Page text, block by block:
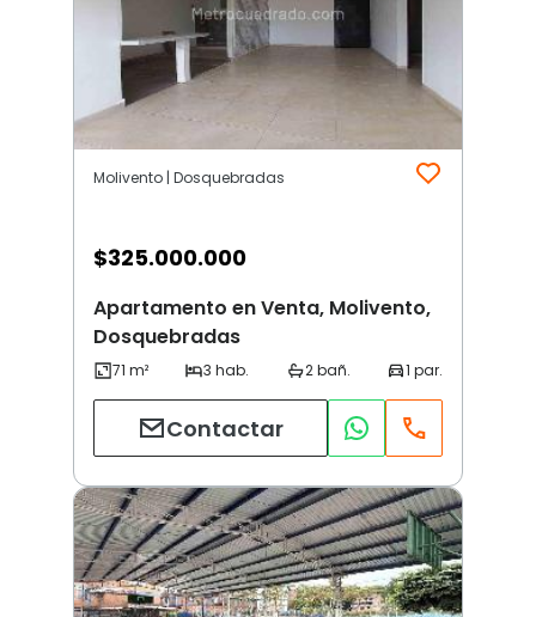
Molivento | Dosquebradas
$325.000.000
Apartamento en Venta, Molivento,
Dosquebradas
Contactar